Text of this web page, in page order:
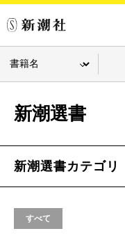
新潮選書
新潮選書カテゴリ
すべて